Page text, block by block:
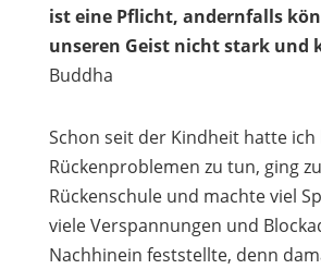
ist eine Pflicht, andernfalls
unseren Geist nicht stark und
Buddha
Schon seit der Kindheit hatte
Rückenproblemen zu tun, ging
Rückenschule und machte viel
viele Verspannungen und
Nachhinein feststellte, denn